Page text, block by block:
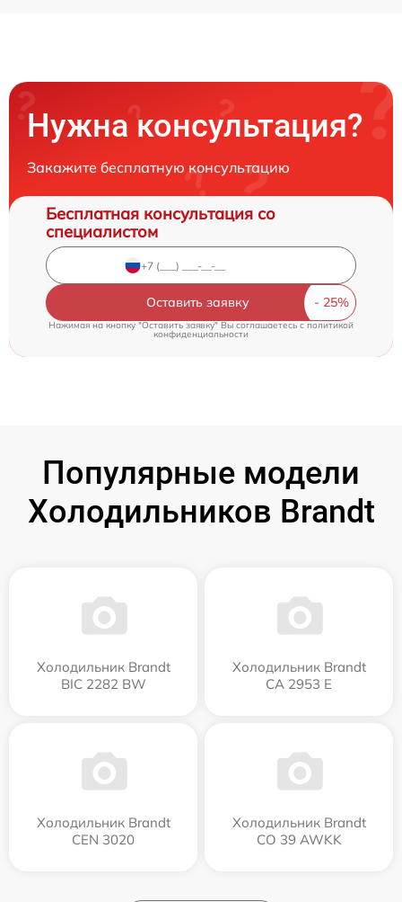
Нужна консультация?
Закажите бесплатную консультацию
Бесплатная консультация со
специалистом
Оставить заявку
Нажимая на кнопку "Оставить заявку" Вы соглашаетесь cполитикой
конфиденциальности
Популярные модели
Холодильников Brandt
Холодильник Brandt
BIC 2282 BW
Холодильник Brandt
CA 2953 E
Холодильник Brandt
CEN 3020
Холодильник Brandt
CO 39 AWKK